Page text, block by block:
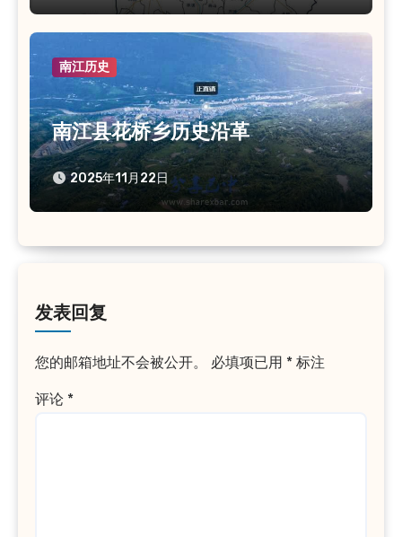
南江历史
南江县花桥乡历史沿革
2025年11月22日
发表回复
您的邮箱地址不会被公开。 必填项已用 * 标注
评论 *